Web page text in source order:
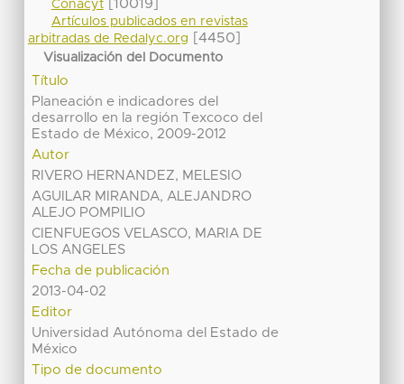
Conacyt[10019]
Artículos publicados en revistas
arbitradas de Redalyc.org
[4450]
Visualización del Documento
Título
Planeación e indicadores del
desarrollo en la región Texcoco del
Estado de México, 2009-2012
Autor
RIVERO HERNANDEZ, MELESIO
AGUILAR MIRANDA, ALEJANDRO
ALEJO POMPILIO
CIENFUEGOS VELASCO, MARIA DE
LOS ANGELES
Fecha de publicación
2013-04-02
Editor
Universidad Autónoma del Estado de
México
Tipo de documento